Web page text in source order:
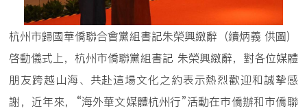
杭州市歸國華僑聯合會黨組書記朱榮興緻辭（續炳義 供圖）
啓動儀式上，杭州市僑聯黨組書記 朱榮興緻辭，對各位媒體
朋友跨越山海、共赴這場文化之約表示熱烈歡迎和誠摯感
謝，近年來，“海外華文媒體杭州行”活動在市僑辦和市僑聯